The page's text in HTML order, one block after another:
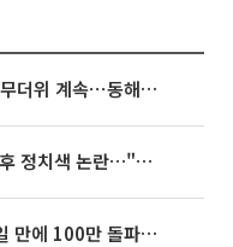
[내일 날씨] 폭염 한풀 꺾여도 무더위 계속⋯동해안 이틀 연속 비
김희철, '뒤집힌 태극기' 지적 후 정치색 논란…"좌우 떠나 우리나라 국기"
놀란 감독 '오디세이', 개봉 4일 만에 100만 돌파⋯'왕사남' 보다 빠르다